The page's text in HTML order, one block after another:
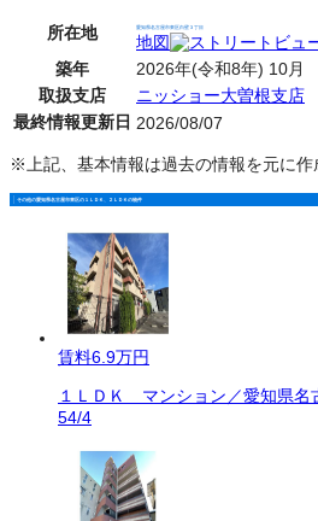
所在地 愛知県名古屋市東区白壁３丁目
地図
築年
2026年(令和8年) 10月
取扱支店
ニッショー大曽根支店
最終情報更新日 2026/08/07
※上記、基本情報は過去の情報を元に作
その他の愛知県名古屋市東区の１ＬＤＫ、２ＬＤＫの物件
賃料6.9万円
１ＬＤＫ マンション／愛知県名
54/4